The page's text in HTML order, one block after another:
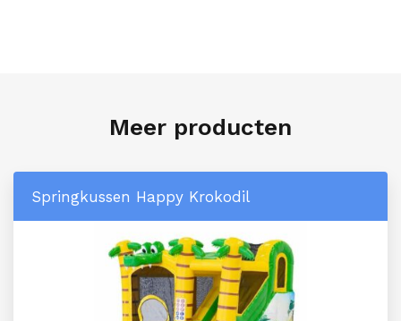
Meer producten
Springkussen Happy Krokodil